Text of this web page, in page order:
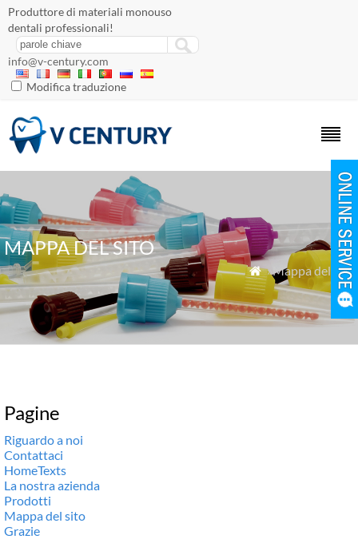
Produttore di materiali monouso
dentali professionali!
info@v-century.com
Modifica traduzione
MAPPA DEL SITO
 »Mappa del sito
Pagine
Riguardo a noi
Contattaci
HomeTexts
La nostra azienda
Prodotti
Mappa del sito
Grazie